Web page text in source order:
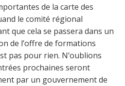
de la carte des
le comité régional
que cela se passera dans un
de l’offre de formations
pas pour rien. N’oublions
prochaines seront
par un gouvernement de